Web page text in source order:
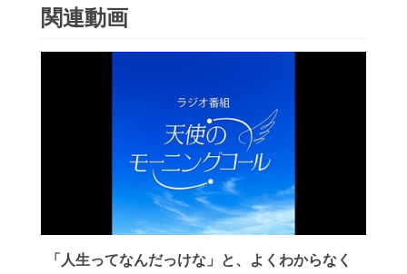
関連動画
「人生ってなんだっけな」と、よくわからなく